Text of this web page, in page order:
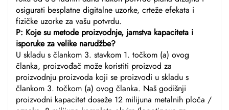
osigurati besplatne digitalne uzorke, crteže efekata i
fizičke uzorke za vašu potvrdu.
P: Koje su metode proizvodnje, jamstva kapaciteta i
isporuke za velike narudžbe?
U skladu s člankom 3. stavkom 1. točkom (a) ovog
članka, proizvođač može koristiti proizvod za
proizvodnju proizvoda koji se proizvodi u skladu s
člankom 3. točkom (a) ovog članka. Naš godišnji
proizvodni kapacitet doseže 12 milijuna metalnih ploča /